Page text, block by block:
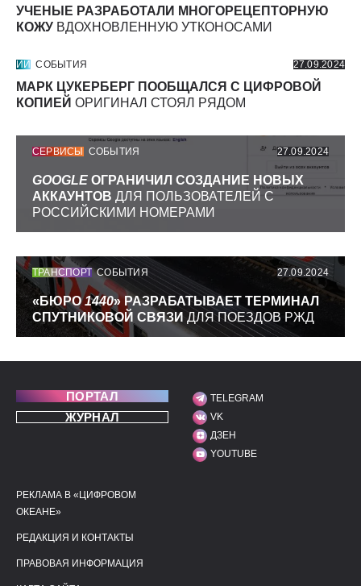
УЧЕНЫЕ РАЗРАБОТАЛИ МНОГОРЕЦЕПТОРНУЮ
КОЖУ ВДОХНОВЛЕННУЮ УТКОНОСАМИ
ИИ СОБЫТИЯ 27.09.2024
МАРК ЦУКЕРБЕРГ ПООБЩАЛСЯ С ЦИФРОВОЙ
КОПИЕЙ ОРИГИНАЛ СТОЯЛ РЯДОМ
СЕРВИСЫ СОБЫТИЯ 27.09.2024
GOOGLE ОГРАНИЧИЛ СОЗДАНИЕ НОВЫХ
АККАУНТОВ ДЛЯ ПОЛЬЗОВАТЕЛЕЙ С
РОССИЙСКИМИ НОМЕРАМИ
ТРАНСПОРТ СОБЫТИЯ 27.09.2024
«БЮРО1440» РАЗРАБАТЫВАЕТ ТЕРМИНАЛ
СПУТНИКОВОЙ СВЯЗИ ДЛЯ ПОЕЗДОВ РЖД
ПОРТАЛ
ЖУРНАЛ
МЫ В СОЦИАЛЬНЫХ
TELEGRAM
VK
ДЗЕН
YOUTUBE
ПОЛЕЗНЫЕ ССЫЛКИ
РЕКЛАМА В «ЦИФРОВОМ
ОКЕАНЕ»
РЕДАКЦИЯ И КОНТАКТЫ
ПРАВОВАЯ ИНФОРМАЦИЯ